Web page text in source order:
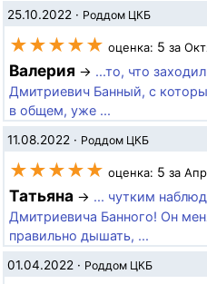
25.10.2022 · Роддом ЦКБ
★★★★★ оценка: 5 за
Валерия → ...то, что
Дмитриевич Банный, с
в общем, уже ...
11.08.2022 · Роддом ЦКБ
★★★★★ оценка: 5 за
Татьяна → ... чутким
Дмитриевича Банного! Он
правильно дышать, ...
01.04.2022 · Роддом ЦКБ